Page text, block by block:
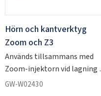
Hörn och kantverktyg
Zoom och Z3
Används tillsammans med
Zoom-injektorn vid lagning i
hörn eller kanten på glaset.
GW-W02430